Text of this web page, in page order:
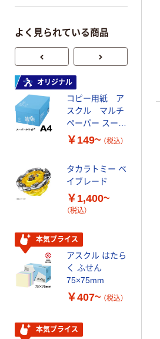
よく見られている商品
オリジナル
コピー用紙 ア
スクル マルチ
ペーパー スーパ
ーホワイト+
￥149~ （税込）
タカラトミー ベ
イブレード
￥1,400~
（税込）
本気プライス
アスクル はたら
く ふせん
75×75mm
￥407~ （税込）
本気プライス